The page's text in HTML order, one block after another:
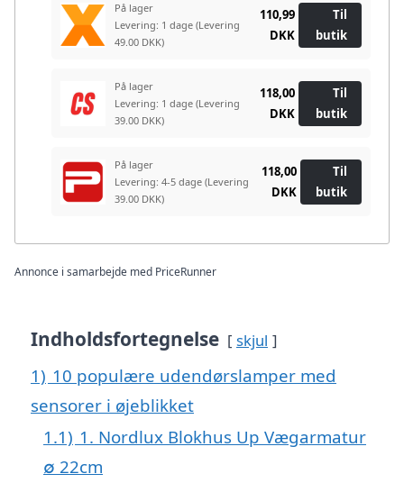
På lager
Levering: 1 dage (Levering
49.00 DKK)
110,99
DKK
Til
butik
På lager
Levering: 1 dage (Levering
39.00 DKK)
118,00
DKK
Til
butik
På lager
Levering: 4-5 dage (Levering
39.00 DKK)
118,00
DKK
Til
butik
Annonce i samarbejde med PriceRunner
Indholdsfortegnelse skjul
1) 10 populære udendørslamper med
sensorer i øjeblikket
1.1) 1. Nordlux Blokhus Up Vægarmatur
∅ 22cm